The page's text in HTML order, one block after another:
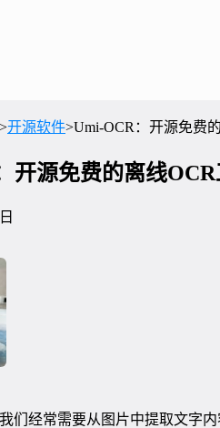
>开源软件>Umi-OCR：开源免费
开源免费的离线
们经常需要从图片中提取文字